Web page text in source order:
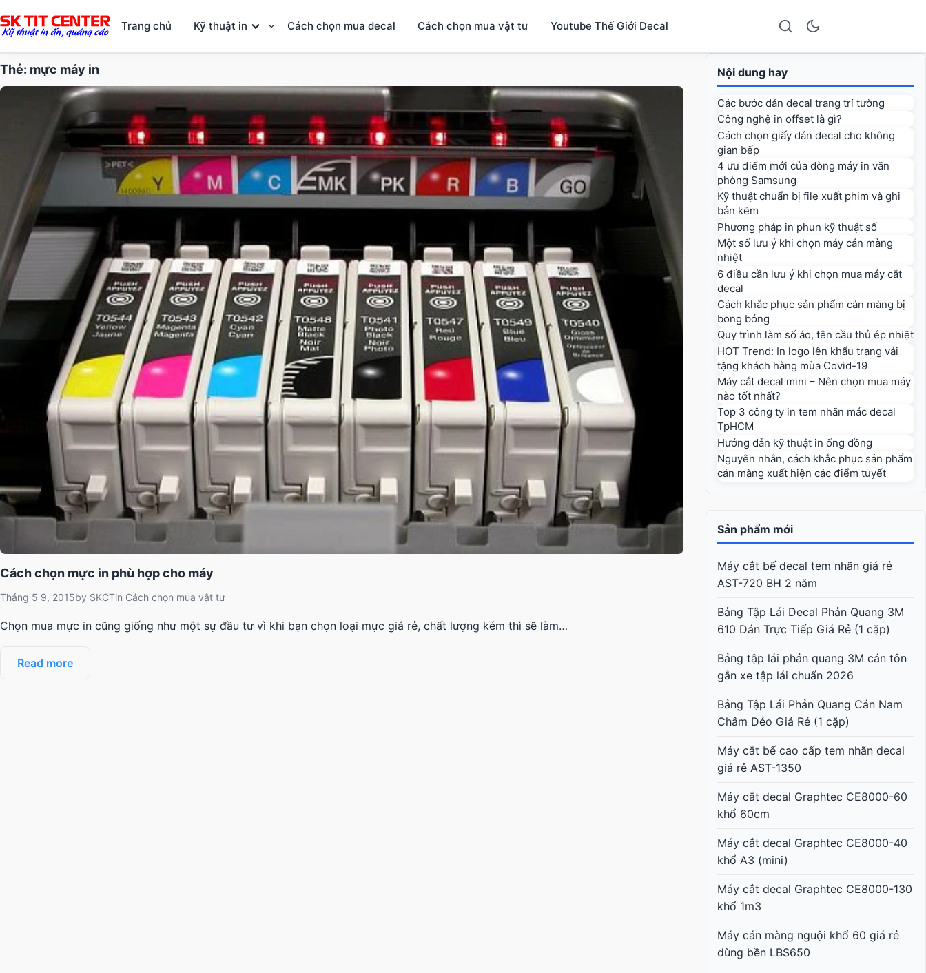
Trang chủ Kỹ thuật in Cách chọn mua decal Cách chọn mua vật tư Youtube Thế Giới Decal
Thẻ: mực máy in
Cách chọn mực in phù hợp cho máy
Tháng 5 9, 2015by SKCTin Cách chọn mua vật tư
Chọn mua mực in cũng giống như một sự đầu tư vì khi bạn chọn loại mực giá rẻ, chất lượng kém thì sẽ làm…
Read more
Nội dung hay
Các bước dán decal trang trí tường
Công nghệ in offset là gì?
Cách chọn giấy dán decal cho không
gian bếp
4 ưu điểm mới của dòng máy in văn
phòng Samsung
Kỹ thuật chuẩn bị file xuất phim và ghi
bản kẽm
Phương pháp in phun kỹ thuật số
Một số lưu ý khi chọn máy cán màng
nhiệt
6 điều cần lưu ý khi chọn mua máy cắt
decal
Cách khắc phục sản phẩm cán màng bị
bong bóng
Quy trình làm số áo, tên cầu thủ ép nhiệt
HOT Trend: In logo lên khẩu trang vải
tặng khách hàng mùa Covid-19
Máy cắt decal mini – Nên chọn mua máy
nào tốt nhất?
Top 3 công ty in tem nhãn mác decal
TpHCM
Hướng dẫn kỹ thuật in ống đồng
Nguyên nhân, cách khắc phục sản phẩm
cán màng xuất hiện các điểm tuyết
Sản phẩm mới
Máy cắt bế decal tem nhãn giá rẻ
AST-720 BH 2 năm
Bảng Tập Lái Decal Phản Quang 3M
610 Dán Trực Tiếp Giá Rẻ (1 cặp)
Bảng tập lái phản quang 3M cán tôn
gắn xe tập lái chuẩn 2026
Bảng Tập Lái Phản Quang Cán Nam
Châm Dẻo Giá Rẻ (1 cặp)
Máy cắt bế cao cấp tem nhãn decal
giá rẻ AST-1350
Máy cắt decal Graphtec CE8000-60
khổ 60cm
Máy cắt decal Graphtec CE8000-40
khổ A3 (mini)
Máy cắt decal Graphtec CE8000-130
khổ 1m3
Máy cán màng nguội khổ 60 giá rẻ
dùng bền LBS650